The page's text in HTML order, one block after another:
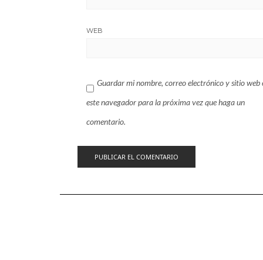
WEB
Guardar mi nombre, correo electrónico y sitio web
este navegador para la próxima vez que haga un
comentario.